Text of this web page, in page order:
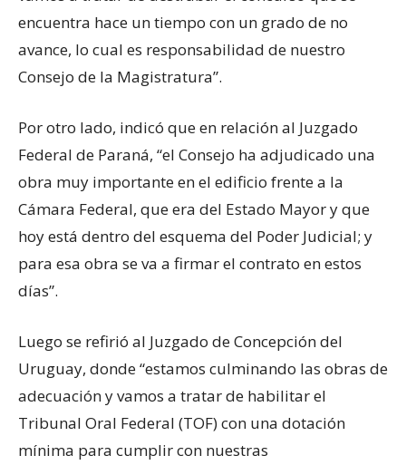
encuentra hace un tiempo con un grado de no
avance, lo cual es responsabilidad de nuestro
Consejo de la Magistratura”.
Por otro lado, indicó que en relación al Juzgado
Federal de Paraná, “el Consejo ha adjudicado una
obra muy importante en el edificio frente a la
Cámara Federal, que era del Estado Mayor y que
hoy está dentro del esquema del Poder Judicial; y
para esa obra se va a firmar el contrato en estos
días”.
Luego se refirió al Juzgado de Concepción del
Uruguay, donde “estamos culminando las obras de
adecuación y vamos a tratar de habilitar el
Tribunal Oral Federal (TOF) con una dotación
mínima para cumplir con nuestras